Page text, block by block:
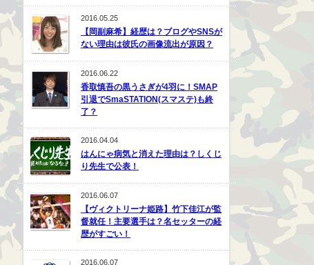
2016.05.25
【岡副麻希】経歴は？ブログやSNSが
ない理由は彼氏の画像流出が原因？
2016.06.22
香取慎吾の黒うさぎが4羽に！SMAP
引退でSmaSTATION(スマステ)も終
了？
2016.04.04
はんにゃ病気と消えた理由は？しくじ
り先生で公表！
2016.06.07
【ヴィクトリーナ姫路】竹下佳江が監
督就任！主要選手は？名セッターの経
歴がすごい！
2016.06.07